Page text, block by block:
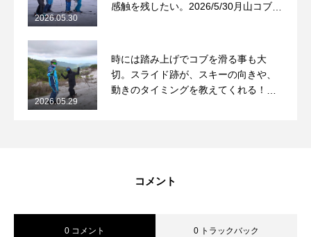
感触を残したい。2026/5/30月山コブレ
2026.05.30
時には踏み上げでコブを滑る事も大
切。スライド跡が、スキーの向きや、
動きのタイミングを教えてくれる！
2026.05.29
コメント
0 コメント 0 トラックバック